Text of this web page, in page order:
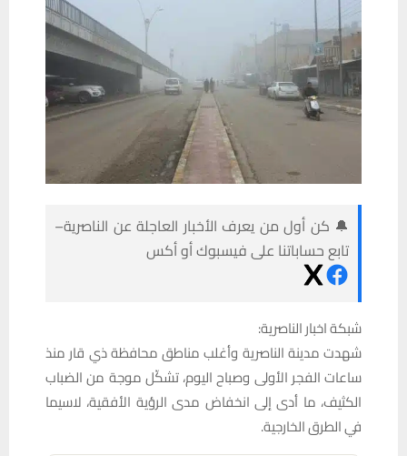
🔔 كن أول من يعرف الأخبار العاجلة عن الناصرية–
تابع حساباتنا على فيسبوك أو أكس
شبكة اخبار الناصرية:
شهدت مدينة الناصرية وأغلب مناطق محافظة ذي قار منذ
ساعات الفجر الأولى وصباح اليوم، تشكّل موجة من الضباب
الكثيف، ما أدى إلى انخفاض مدى الرؤية الأفقية، لاسيما
في الطرق الخارجية.